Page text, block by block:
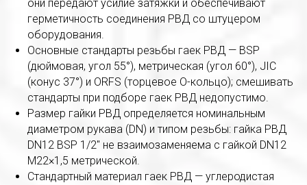
они передают усилие затяжки и обеспечивают
герметичность соединения РВД со штуцером
оборудования.
Основные стандарты резьбы гаек РВД — BSP
(дюймовая, угол 55°), метрическая (угол 60°), JIC
(конус 37°) и ORFS (торцевое O-кольцо); смешивать
стандарты при подборе гаек РВД недопустимо.
Размер гайки РВД определяется номинальным
диаметром рукава (DN) и типом резьбы: гайка РВД
DN12 BSP 1/2" не взаимозаменяема с гайкой DN12
M22×1,5 метрической.
Стандартный материал гаек РВД — углеродистая